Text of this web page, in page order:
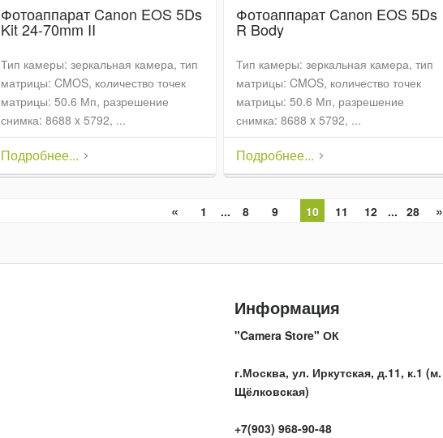
Фотоаппарат Canon EOS 5Ds
Kit 24-70mm II
Тип камеры: зеркальная камера, тип
матрицы: CMOS, количество точек
матрицы: 50.6 Мп, разрешение
снимка: 8688 x 5792, ...
Подробнее...
Фотоаппарат Canon EOS 5Ds
R Body
Тип камеры: зеркальная камера, тип
матрицы: CMOS, количество точек
матрицы: 50.6 Мп, разрешение
снимка: 8688 x 5792, ...
Подробнее...
« 1 ... 8 9 10 11 12 ... 28 »
Информация
"Camera Store" ОК
г.Москва, ул. Иркутская, д.11, к.1 (м.
Щёлковская)
+7(903) 968-90-48